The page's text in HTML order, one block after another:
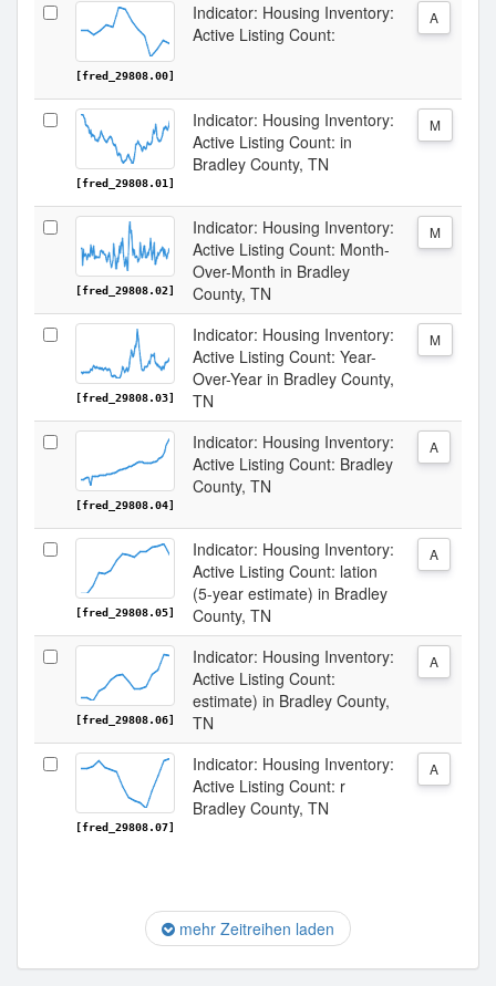
[fred_29808.00]
Indicator: Housing Inventory:
Active Listing Count:
A
[fred_29808.01]
Indicator: Housing Inventory:
Active Listing Count: in
Bradley County, TN
M
[fred_29808.02]
Indicator: Housing Inventory:
Active Listing Count: Month-
Over-Month in Bradley
County, TN
M
[fred_29808.03]
Indicator: Housing Inventory:
Active Listing Count: Year-
Over-Year in Bradley County,
TN
M
[fred_29808.04]
Indicator: Housing Inventory:
Active Listing Count: Bradley
County, TN
A
[fred_29808.05]
Indicator: Housing Inventory:
Active Listing Count: lation
(5-year estimate) in Bradley
County, TN
A
[fred_29808.06]
Indicator: Housing Inventory:
Active Listing Count:
estimate) in Bradley County,
TN
A
[fred_29808.07]
Indicator: Housing Inventory:
Active Listing Count: r
Bradley County, TN
A
mehr Zeitreihen laden